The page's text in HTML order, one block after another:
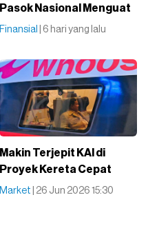
Pasok Nasional Menguat
Finansial | 6 hari yang lalu
Makin Terjepit KAI di
Proyek Kereta Cepat
Market | 26 Jun 2026 15:30